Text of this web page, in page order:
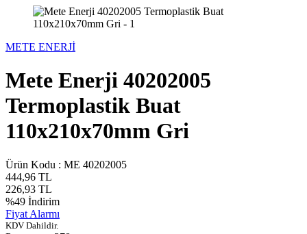
METE ENERJİ
Mete Enerji 40202005
Termoplastik Buat
110x210x70mm Gri
Ürün Kodu : ME 40202005
444,96 TL
226,93 TL
%49 İndirim
Fiyat Alarmı
KDV Dahildir.